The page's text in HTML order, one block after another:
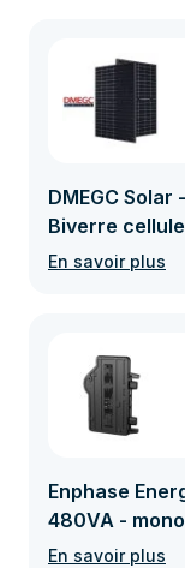
DMEGC
Biverre
En savoir plus
Enphase
480VA -
En savoir plus